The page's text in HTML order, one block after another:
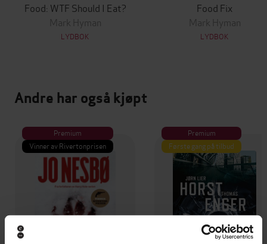
Food: WTF Should I Eat?
Mark Hyman
LYDBOK
Food Fix
Mark Hyman
LYDBOK
Andre har også kjøpt
Premium
Vinner av Rivertonprisen
Premium
Første gang på tilbud